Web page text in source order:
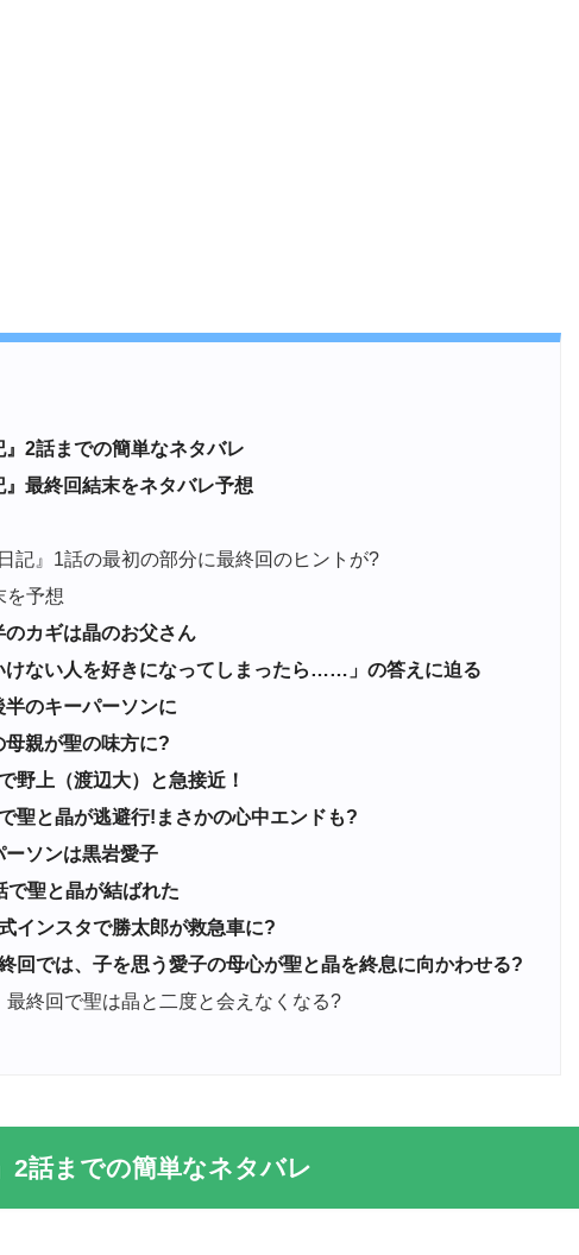
』2話までの簡単なネタバレ
』最終回結末をネタバレ予想
記』1話の最初の部分に最終回のヒントが?
を予想
のカギは晶のお父さん
けない人を好きになってしまったら……」の答えに迫る
のキーパーソンに
親が聖の味方に?
野上（渡辺大）と急接近！
聖と晶が逃避行!まさかの心中エンドも?
ソンは黒岩愛子
で聖と晶が結ばれた
インスタで勝太郎が救急車に?
回では、子を思う愛子の母心が聖と晶を終息に向かわせる?
最終回で聖は晶と二度と会えなくなる?
2話までの簡単なネタバレ